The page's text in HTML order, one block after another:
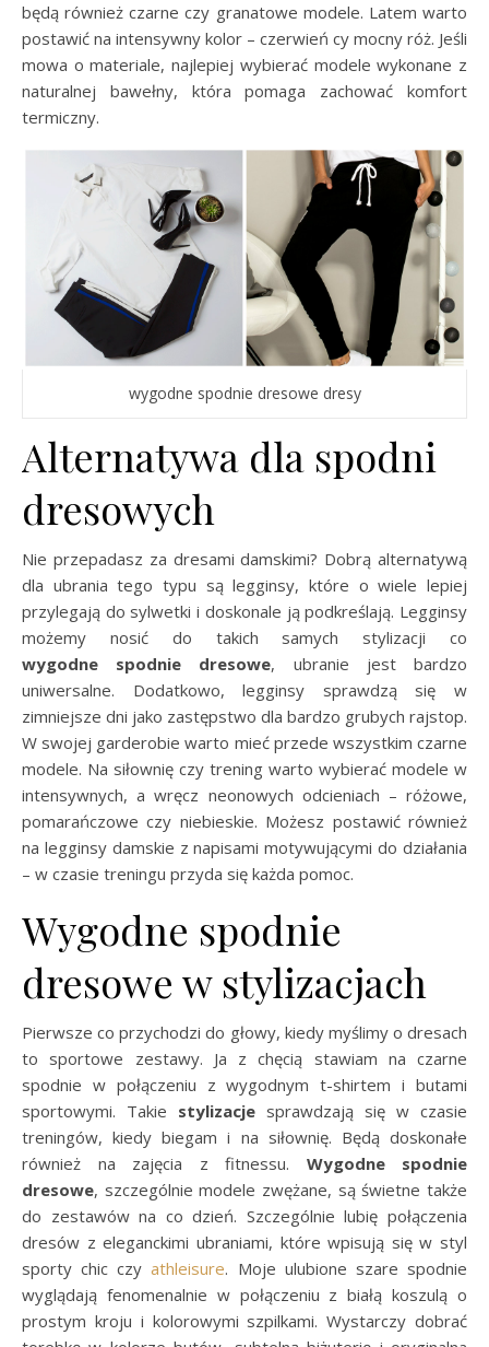
będą również czarne czy granatowe modele. Latem warto
postawić na intensywny kolor – czerwień cy mocny róż. Jeśli
mowa o materiale, najlepiej wybierać modele wykonane z
naturalnej bawełny, która pomaga zachować komfort
termiczny.
wygodne spodnie dresowe dresy
Alternatywa dla spodni
dresowych
Nie przepadasz za dresami damskimi? Dobrą alternatywą
dla ubrania tego typu są legginsy, które o wiele lepiej
przylegają do sylwetki i doskonale ją podkreślają. Legginsy
możemy nosić do takich samych stylizacji co
wygodne spodnie dresowe, ubranie jest bardzo
uniwersalne. Dodatkowo, legginsy sprawdzą się w
zimniejsze dni jako zastępstwo dla bardzo grubych rajstop.
W swojej garderobie warto mieć przede wszystkim czarne
modele. Na siłownię czy trening warto wybierać modele w
intensywnych, a wręcz neonowych odcieniach – różowe,
pomarańczowe czy niebieskie. Możesz postawić również
na legginsy damskie z napisami motywującymi do działania
– w czasie treningu przyda się każda pomoc.
Wygodne spodnie
dresowe w stylizacjach
Pierwsze co przychodzi do głowy, kiedy myślimy o dresach
to sportowe zestawy. Ja z chęcią stawiam na czarne
spodnie w połączeniu z wygodnym t-shirtem i butami
sportowymi. Takie stylizacje sprawdzają się w czasie
treningów, kiedy biegam i na siłownię. Będą doskonałe
również na zajęcia z fitnessu. Wygodne spodnie
dresowe, szczególnie modele zwężane, są świetne także
do zestawów na co dzień. Szczególnie lubię połączenia
dresów z eleganckimi ubraniami, które wpisują się w styl
sporty chic czyathleisure. Moje ulubione szare spodnie
wyglądają fenomenalnie w połączeniu z białą koszulą o
prostym kroju i kolorowymi szpilkami. Wystarczy dobrać